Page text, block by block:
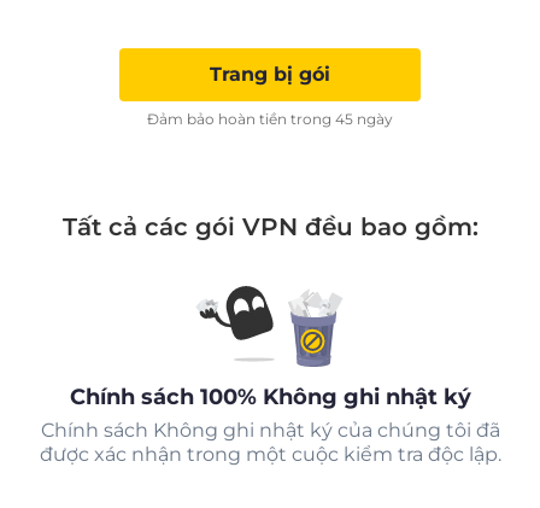
Trang bị gói
Đảm bảo hoàn tiền trong 45 ngày
Tất cả các gói VPN đều bao gồm:
Chính sách 100% Không ghi nhật ký
Chính sách Không ghi nhật ký của chúng tôi đã
được xác nhận trong một cuộc kiểm tra độc lập.